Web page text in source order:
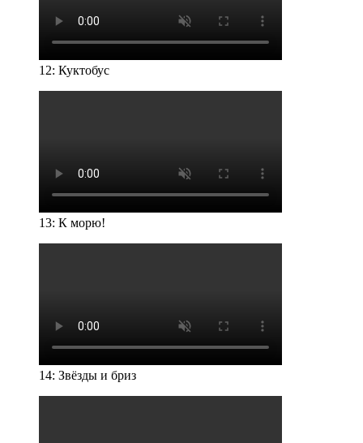
12: Куктобус
13: К морю!
14: Звёзды и бриз